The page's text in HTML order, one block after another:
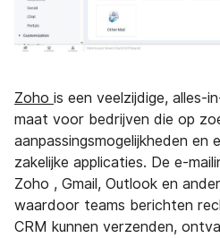
Zoho is een veelzijdige, alles-
maat voor bedrijven die op
aanpassingsmogelijkheden en
zakelijke applicaties. De e-
Zoho , Gmail, Outlook en
waardoor teams berichten
CRM kunnen verzenden,